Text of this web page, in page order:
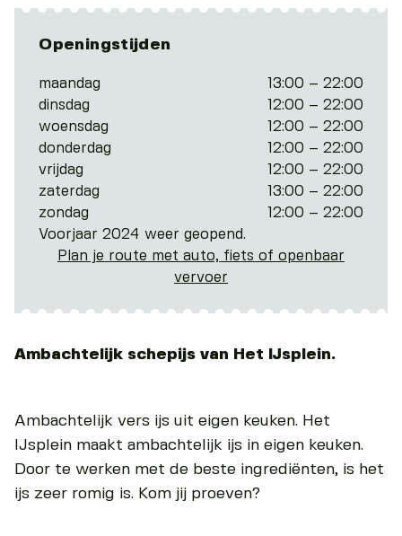
Openingstijden
maandag
13:00 – 22:00
dinsdag
12:00 – 22:00
woensdag
12:00 – 22:00
donderdag
12:00 – 22:00
vrijdag
12:00 – 22:00
zaterdag
13:00 – 22:00
zondag
12:00 – 22:00
Voorjaar 2024 weer geopend.
Plan je route met auto, fiets of openbaar
vervoer
Ambachtelijk schepijs van Het IJsplein.
Ambachtelijk vers ijs uit eigen keuken. Het
IJsplein maakt ambachtelijk ijs in eigen keuken.
Door te werken met de beste ingrediënten, is het
ijs zeer romig is. Kom jij proeven?